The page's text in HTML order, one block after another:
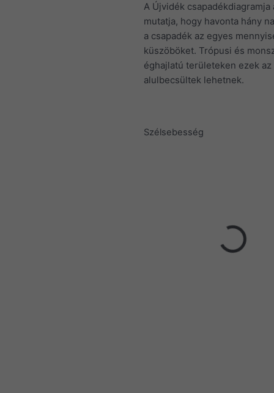
A Újvidék csapadékdiagramja
mutatja, hogy havonta hány
a csapadék az egyes
küszöböket. Trópusi és
éghajlatú területeken ezek
alulbecsültek lehetnek.
Szélsebesség